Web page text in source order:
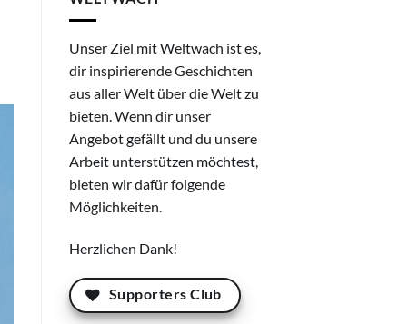
Unser Ziel mit Weltwach ist es,
dir inspirierende Geschichten
aus aller Welt über die Welt zu
bieten. Wenn dir unser
Angebot gefällt und du unsere
Arbeit unterstützen möchtest,
bieten wir dafür folgende
Möglichkeiten.
Herzlichen Dank!
Supporters Club